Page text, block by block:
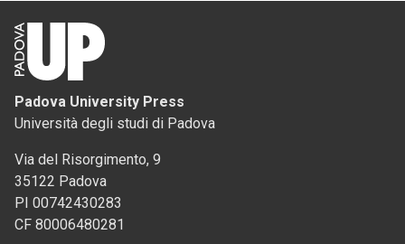
Padova University Press
Università degli studi di Padova
Via del Risorgimento, 9
35122 Padova
PI 00742430283
CF 80006480281